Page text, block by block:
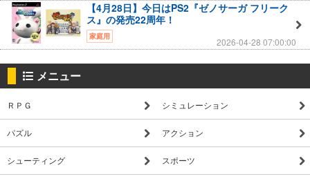
【4月28日】今日はPS2『ゼノサーガ フリーク
ス』の発売22周年！
家庭用 2026-04-28 07:00:00
メニュー
ＲＰＧ シミュレーション
パズル アクション
シューティング スポーツ